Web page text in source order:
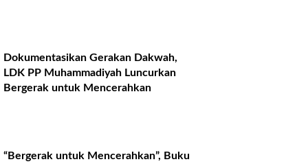
Dokumentasikan Gerakan Dakwah,
LDK PP Muhammadiyah Luncurkan
Bergerak untuk Mencerahkan
“Bergerak untuk Mencerahkan”, Buku